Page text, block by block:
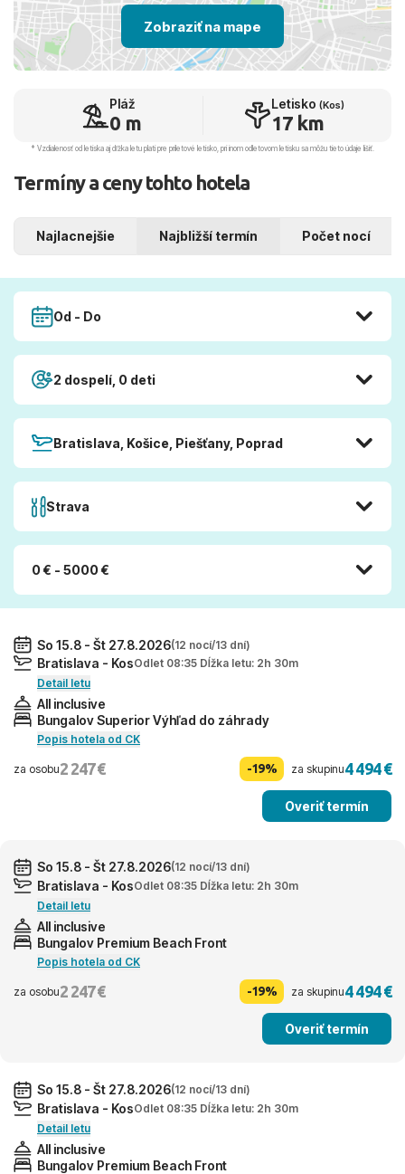
Zobraziť na mape
Pláž
0 m
Letisko (Kos)
17 km
* Vzdialenosť od letiska aj dľžka letu platí pre príletové letisko, pri inom odletovom letisku sa môžu tieto údaje líšiť.
Termíny a ceny tohto hotela
Najlacnejšie Najbližší termín Počet nocí
Od - Do
2 dospelí, 0 deti
Bratislava, Košice, Piešťany, Poprad
Strava
0 € - 5000 €
So 15.8 - Št 27.8.2026(12 nocí/13 dní)
Bratislava - KosOdlet 08:35 Dĺžka letu: 2h 30m
Detail letu
All inclusive
Bungalov Superior Výhľad do záhrady
Popis hotela od CK
za osobu2 247 € -19% za skupinu4 494 €
Overiť termín
So 15.8 - Št 27.8.2026(12 nocí/13 dní)
Bratislava - KosOdlet 08:35 Dĺžka letu: 2h 30m
Detail letu
All inclusive
Bungalov Premium Beach Front
Popis hotela od CK
za osobu2 247 € -19% za skupinu4 494 €
Overiť termín
So 15.8 - Št 27.8.2026(12 nocí/13 dní)
Bratislava - KosOdlet 08:35 Dĺžka letu: 2h 30m
Detail letu
All inclusive
Bungalov Premium Beach Front